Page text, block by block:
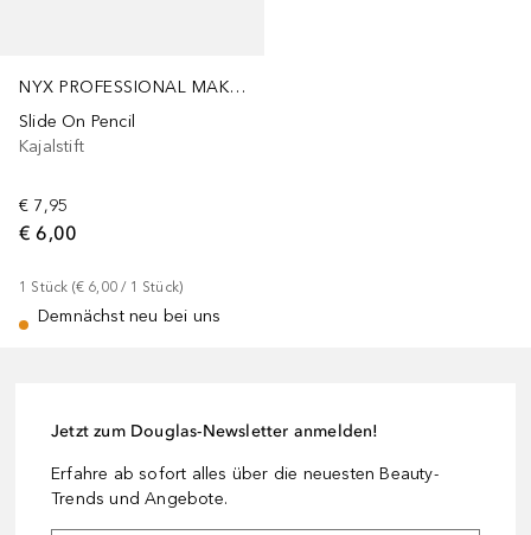
NYX PROFESSIONAL MAKEUP
Slide On Pencil
Kajalstift
€ 7,95
€ 6,00
1 Stück (€ 6,00 / 1 Stück)
Demnächst neu bei uns
Jetzt zum Douglas-Newsletter anmelden!
Erfahre ab sofort alles über die neuesten Beauty-
Trends und Angebote.